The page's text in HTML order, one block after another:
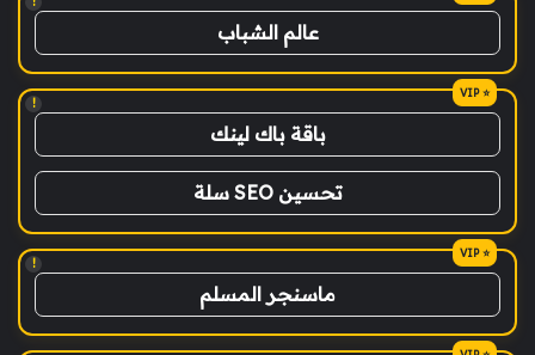
عالم الشباب
!
باقة باك لينك
تحسين SEO سلة
!
ماسنجر المسلم